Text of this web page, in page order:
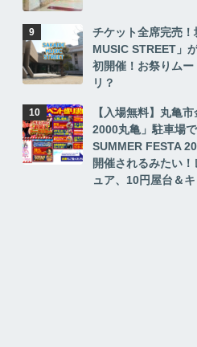
チケット全席完売
MUSIC STREET」
初開催！お祭りム
リ？
【入場無料】丸亀
2000丸亀」駐車場
SUMMER FESTA
開催されるみたい
ュア、10円屋台＆